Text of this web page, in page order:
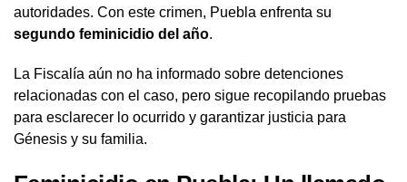
autoridades. Con este crimen, Puebla enfrenta su
segundo feminicidio del año.
La Fiscalía aún no ha informado sobre detenciones
relacionadas con el caso, pero sigue recopilando pruebas
para esclarecer lo ocurrido y garantizar justicia para
Génesis y su familia.